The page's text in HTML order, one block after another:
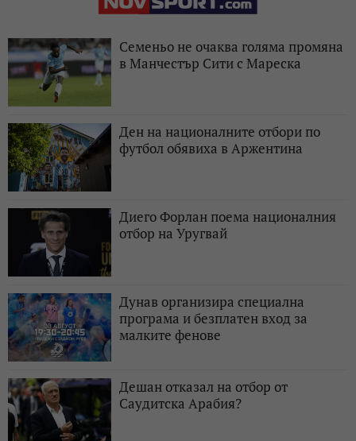
Семеньо не очаква голяма промяна
в Манчестър Сити с Мареска
Ден на националните отбори по
футбол обявиха в Аржентина
Диего Форлан поема националния
отбор на Уругвай
Дунав организира специална
програма и безплатен вход за
малките фенове
Дешан отказал на отбор от
Саудитска Арабия?